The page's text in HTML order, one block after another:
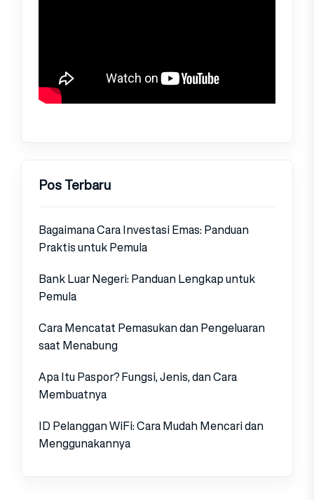
Pos Terbaru
Bagaimana Cara Investasi Emas: Panduan
Praktis untuk Pemula
Bank Luar Negeri: Panduan Lengkap untuk
Pemula
Cara Mencatat Pemasukan dan Pengeluaran
saat Menabung
Apa Itu Paspor? Fungsi, Jenis, dan Cara
Membuatnya
ID Pelanggan WiFi: Cara Mudah Mencari dan
Menggunakannya